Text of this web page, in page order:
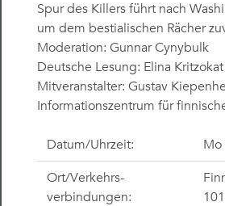
Spur des Killers führt nach
um dem bestialischen Rächer
Moderation: Gunnar Cynybulk
Deutsche Lesung: Elina Kritzokat
Mitveranstalter: Gustav
Informationszentrum für
Datum/Uhrzeit: Mo
Ort/Verkehrs-
verbindungen: